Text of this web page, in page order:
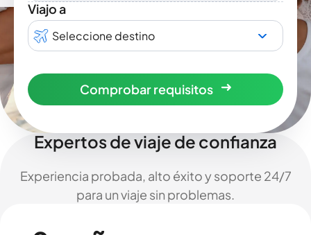
Viajo a
Seleccione destino
Comprobar requisitos
Expertos de viaje de confianza
Experiencia probada, alto éxito y soporte 24/7
para un viaje sin problemas.